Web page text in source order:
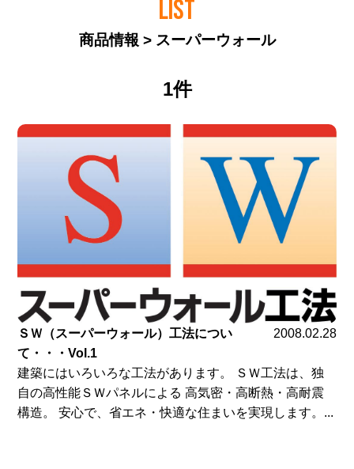
LIST
商品情報 > スーパーウォール
1件
ＳＷ（スーパーウォール）工法につい
て・・・Vol.1
2008.02.28
建築にはいろいろな工法があります。 ＳＷ工法は、独
自の高性能ＳＷパネルによる 高気密・高断熱・高耐震
構造。 安心で、省エネ・快適な住まいを実現します。...